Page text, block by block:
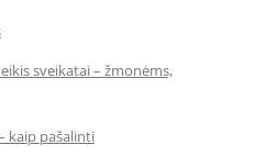
sveikatai – žmonėms,
kaip pašalinti